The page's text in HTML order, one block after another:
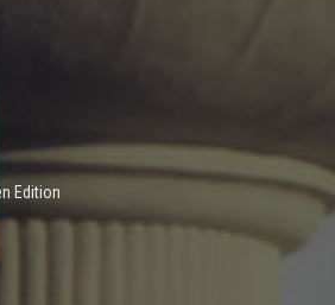
Edition